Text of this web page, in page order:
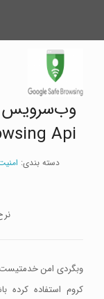
وب‌سرویس
Api
دسته بندی:
وبگردی امن خدمتیست
کروم استفاده کرده